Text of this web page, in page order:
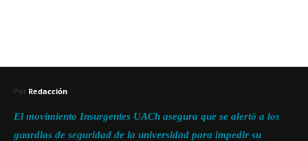
Por Redacción
El movimiento Insurgentes UACh asegura que se alertó a los
guardias de seguridad de la universidad para impedir su